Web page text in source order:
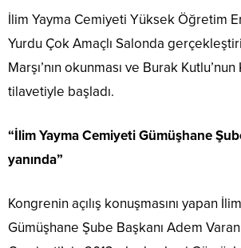
İlim Yayma Cemiyeti Yüksek Öğretim
Yurdu Çok Amaçlı Salonda
Marşı’nın okunması ve Burak Kutlu’nun
tilavetiyle başladı.
“İlim Yayma Cemiyeti Gümüşhane
yanında”
Kongrenin açılış konuşmasını yapan
Gümüşhane Şube Başkanı Adem